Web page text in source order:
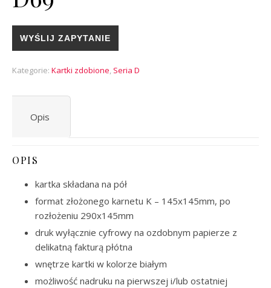
WYŚLIJ ZAPYTANIE
Kategorie: Kartki zdobione, Seria D
Opis
OPIS
kartka składana na pół
format złożonego karnetu K – 145x145mm, po
rozłożeniu 290x145mm
druk wyłącznie cyfrowy na ozdobnym papierze z
delikatną fakturą płótna
wnętrze kartki w kolorze białym
możliwość nadruku na pierwszej i/lub ostatniej